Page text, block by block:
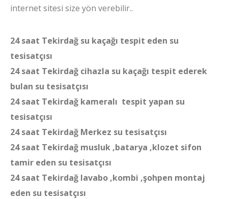
internet sitesi size yön verebilir..
24 saat Tekirdağ su kaçağı tespit eden su
tesisatçısı
24 saat Tekirdağ cihazla su kaçağı tespit ederek
bulan su tesisatçısı
24 saat Tekirdağ kameralı tespit yapan su
tesisatçısı
24 saat Tekirdağ Merkez su tesisatçısı
24 saat Tekirdağ musluk ,batarya ,klozet sifon
tamir eden su tesisatçısı
24 saat Tekirdağ lavabo ,kombi ,şohpen montaj
eden su tesisatçısı